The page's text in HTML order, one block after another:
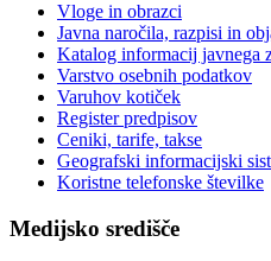
Vloge in obrazci
Javna naročila, razpisi in
Katalog informacij javnega
Varstvo osebnih podatkov
Varuhov kotiček
Register predpisov
Ceniki, tarife, takse
Geografski informacijski
Koristne telefonske številke
Medijsko središče